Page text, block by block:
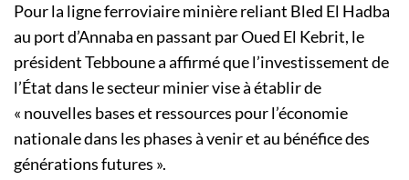
Pour la ligne ferroviaire minière reliant Bled El Hadba
au port d’Annaba en passant par Oued El Kebrit, le
président Tebboune a affirmé que l’investissement de
l’État dans le secteur minier vise à établir de
« nouvelles bases et ressources pour l’économie
nationale dans les phases à venir et au bénéfice des
générations futures ».